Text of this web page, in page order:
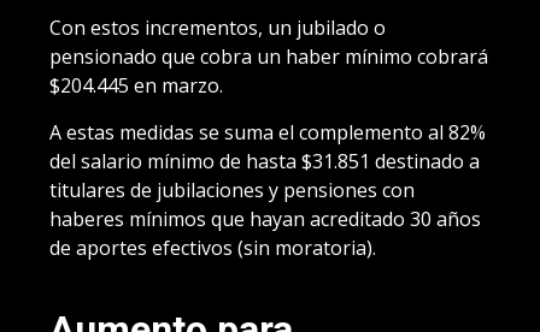
Con estos incrementos, un jubilado o
pensionado que cobra un haber mínimo cobrará
$204.445 en marzo.
A estas medidas se suma el complemento al 82%
del salario mínimo de hasta $31.851 destinado a
titulares de jubilaciones y pensiones con
haberes mínimos que hayan acreditado 30 años
de aportes efectivos (sin moratoria).